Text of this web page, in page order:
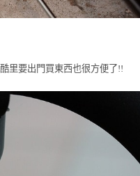
里要出門買東西也很方便了!!